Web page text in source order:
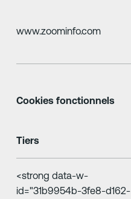
www.zoominfo.com
Cookies fonctionnels
Tiers
<strong data-w-
id="31b9954b-3fe8-d162-